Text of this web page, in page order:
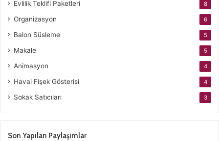
Evlilik Teklifi Paketleri 8
Organizasyon 6
Balon Süsleme 5
Makale 5
Animasyon 4
Havai Fişek Gösterisi 4
Sokak Satıcıları 3
Son Yapılan Paylaşımlar